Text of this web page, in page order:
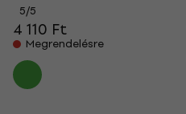
5/5
4 110 Ft
Megrendelésre